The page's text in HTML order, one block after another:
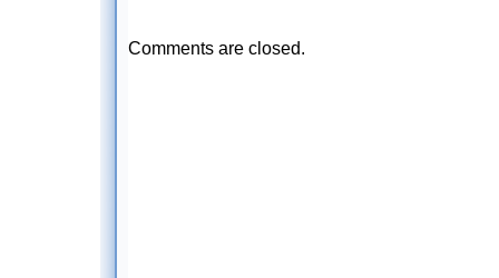
Comments are closed.